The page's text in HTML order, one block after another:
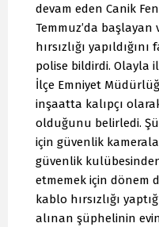
devam eden Canik
Temmuz’da
hırsızlığı
polise bildirdi. Olayla
İlçe Emniyet
inşaatta kalıpçı
olduğunu belirledi.
için güvenlik
güvenlik
etmemek için dönem
kablo hırsızlığı
alınan şüphelinin